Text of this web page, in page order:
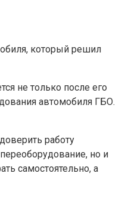
который решил
не только после его
автомобиля ГБО.
работу
но и
самостоятельно, а